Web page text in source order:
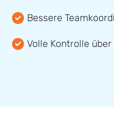
Bessere
Volle Kontrolle